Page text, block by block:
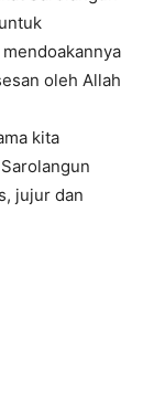
oleh Allah
kita
jujur dan